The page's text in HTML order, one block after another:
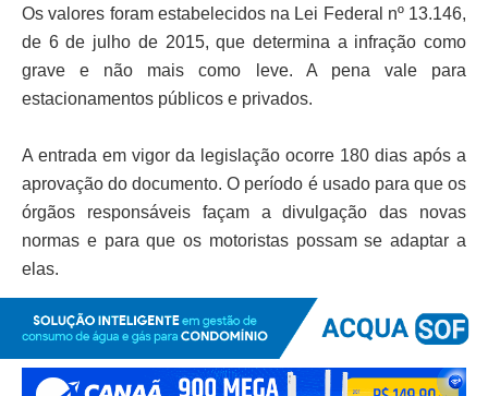
Os valores foram estabelecidos na Lei Federal nº 13.146,
de 6 de julho de 2015, que determina a infração como
grave e não mais como leve. A pena vale para
estacionamentos públicos e privados.
A entrada em vigor da legislação ocorre 180 dias após a
aprovação do documento. O período é usado para que os
órgãos responsáveis façam a divulgação das novas
normas e para que os motoristas possam se adaptar a
elas.